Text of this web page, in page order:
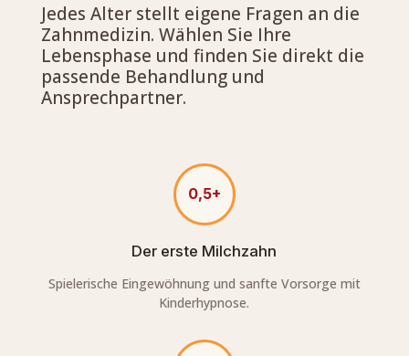
Jedes Alter stellt eigene Fragen an die
Zahnmedizin. Wählen Sie Ihre
Lebensphase und finden Sie direkt die
passende Behandlung und
Ansprechpartner.
0,5+
Der erste Milchzahn
Spielerische Eingewöhnung und sanfte Vorsorge mit
Kinderhypnose.